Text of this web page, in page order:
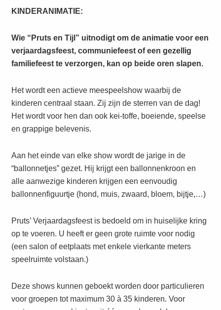
KINDERANIMATIE:
Wie “Pruts en Tijl” uitnodigt om de animatie voor een
verjaardagsfeest, communiefeest of een gezellig
familiefeest te verzorgen, kan op beide oren slapen.
Het wordt een actieve meespeelshow waarbij de
kinderen centraal staan. Zij zijn de sterren van de dag!
Het wordt voor hen dan ook kei-toffe, boeiende, speelse
en grappige belevenis.
Aan het einde van elke show wordt de jarige in de
“ballonnetjes” gezet. Hij krijgt een ballonnenkroon en
alle aanwezige kinderen krijgen een eenvoudig
ballonnenfiguurtje (hond, muis, zwaard, bloem, bijtje,…)
Pruts’ Verjaardagsfeest is bedoeld om in huiselijke kring
op te voeren. U heeft er geen grote ruimte voor nodig
(een salon of eetplaats met enkele vierkante meters
speelruimte volstaan.)
Deze shows kunnen geboekt worden door particulieren
voor groepen tot maximum 30 à 35 kinderen. Voor